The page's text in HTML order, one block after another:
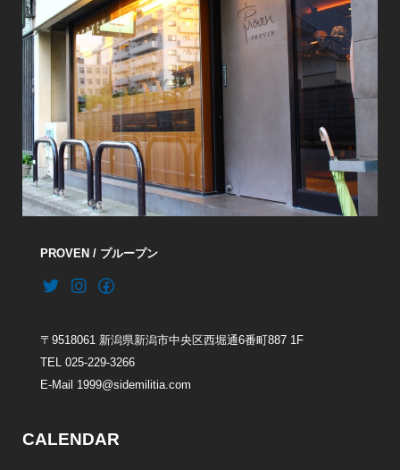
PROVEN / プループン
〒9518061 新潟県新潟市中央区西堀通6番町887 1F
TEL 025-229-3266
E-Mail 1999@sidemilitia.com
CALENDAR